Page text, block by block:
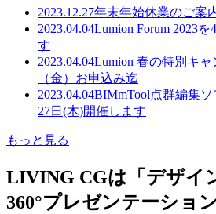
2023.12.27年末年始休業のご案
2023.04.04Lumion Forum 2023
す
2023.04.04Lumion 春の特別キャ
（金）お申込み迄
2023.04.04BIMmTool点群編集
27日(木)開催します
もっと見る
LIVING CGは「デザイ
360°プレゼンテーショ